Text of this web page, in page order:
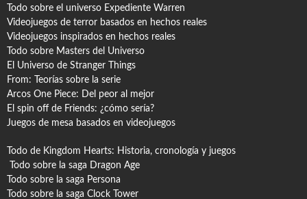
Todo sobre el universo Expediente Warren
Videojuegos de terror basados en hechos reales
Videojuegos inspirados en hechos reales
Todo sobre Masters del Universo
El Universo de Stranger Things
From: Teorías sobre la serie
Arcos One Piece: Del peor al mejor
El spin off de Friends: ¿cómo sería?
Juegos de mesa basados en videojuegos
Todo de Kingdom Hearts: Historia, cronología y juegos
Todo sobre la saga Dragon Age
Todo sobre la saga Persona
Todo sobre la saga Clock Tower